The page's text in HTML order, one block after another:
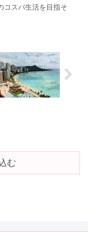
コスパ生活を目指そ
む